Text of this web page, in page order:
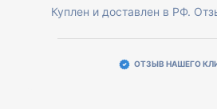
Куплен и доставлен в РФ.
ОТЗЫВ НАШЕГО